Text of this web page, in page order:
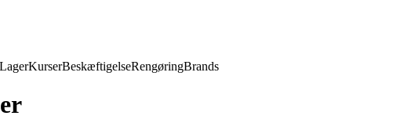
LagerKurserBeskæftigelseRengøringBrands